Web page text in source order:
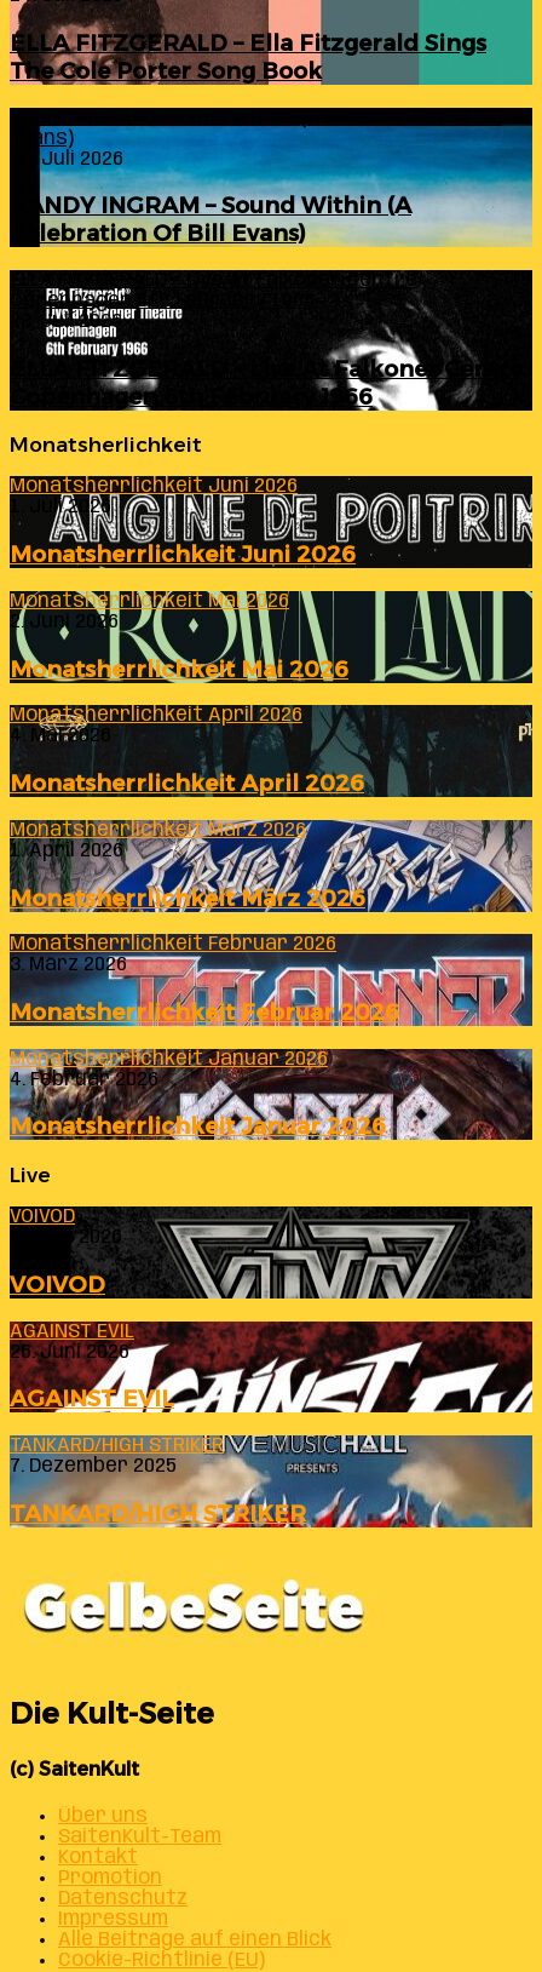
ELLA FITZGERALD – Ella Fitzgerald Sings
The Cole Porter Song Book
Evans)
24. Juli 2026
RANDY INGRAM – Sound Within (A
Celebration Of Bill Evans)
ELLA FITZGERALD – Live At Falkoner Centre
Copenhagen 6th February 1966
23. Juli 2026
ELLA FITZGERALD – Live At Falkoner Centre
Copenhagen 6th February 1966
Monatsherlichkeit
Monatsherrlichkeit Juni 2026
1. Juli 2026
Monatsherrlichkeit Juni 2026
Monatsherrlichkeit Mai 2026
2. Juni 2026
Monatsherrlichkeit Mai 2026
Monatsherrlichkeit April 2026
4. Mai 2026
Monatsherrlichkeit April 2026
Monatsherrlichkeit März 2026
1. April 2026
Monatsherrlichkeit März 2026
Monatsherrlichkeit Februar 2026
3. März 2026
Monatsherrlichkeit Februar 2026
Monatsherrlichkeit Januar 2026
4. Februar 2026
Monatsherrlichkeit Januar 2026
Live
VOIVOD
23. Juli 2026
VOIVOD
AGAINST EVIL
26. Juni 2026
AGAINST EVIL
TANKARD/HIGH STRIKER
7. Dezember 2025
TANKARD/HIGH STRIKER
Die Kult-Seite
(c) SaitenKult
Über uns
SaitenKult-Team
Kontakt
Promotion
Datenschutz
Impressum
Alle Beiträge auf einen Blick
Cookie-Richtlinie (EU)